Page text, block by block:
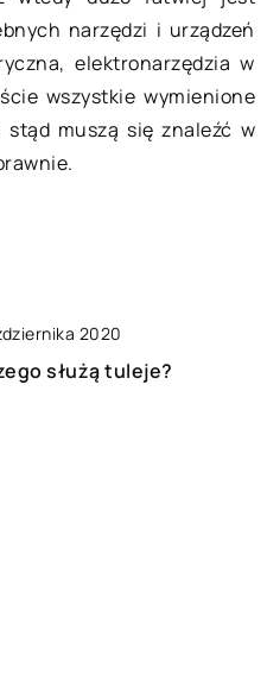
narzędzi i urządzeń
elektronarzędzia w
wszystkie wymienione
muszą się znaleźć w
2020
służą tuleje?